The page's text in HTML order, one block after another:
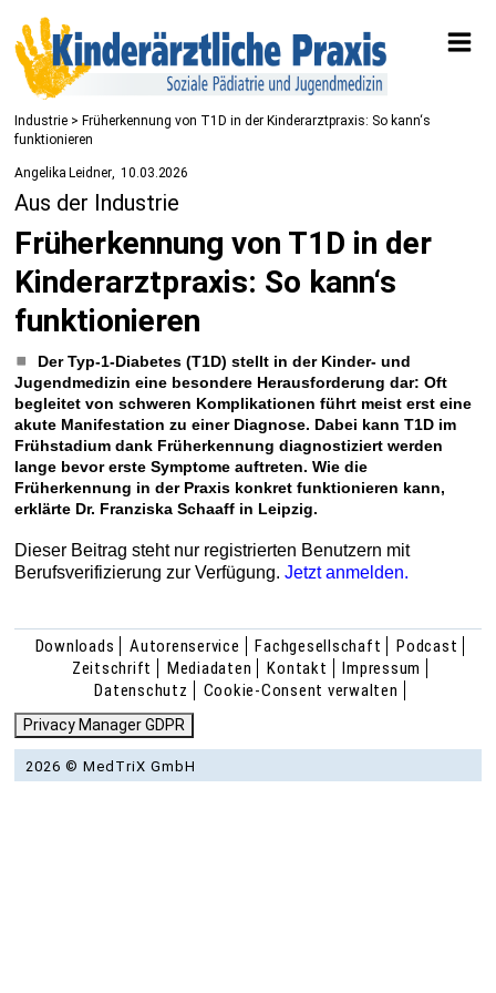
Industrie > Früherkennung von T1D in der Kinderarztpraxis: So kann‘s
funktionieren
Angelika Leidner 10.03.2026
Aus der Industrie
Früherkennung von T1D in der
Kinderarztpraxis: So kann‘s
funktionieren
Der Typ-1-Diabetes (T1D) stellt in der Kinder- und
Jugendmedizin eine besondere Herausforderung dar: Oft
begleitet von schweren Komplikationen führt meist erst ­eine
akute Manifestation zu einer Diagnose. Dabei kann T1D im
Frühstadium dank Früherkennung diagnostiziert werden
lange bevor erste Symptome auftreten. Wie die
Früherkennung in der Praxis konkret funktionieren kann,
erklärte Dr. Franziska Schaaff in Leipzig.
Dieser Beitrag steht nur registrierten Benutzern mit
Berufsverifizierung zur Verfügung.Jetzt anmelden.
Downloads Autorenservice Fachgesellschaft
Podcast
Zeitschrift
Mediadaten Kontakt
Impressum
Datenschutz
Cookie-Consent verwalten
Privacy Manager GDPR
2026 © MedTriX GmbH